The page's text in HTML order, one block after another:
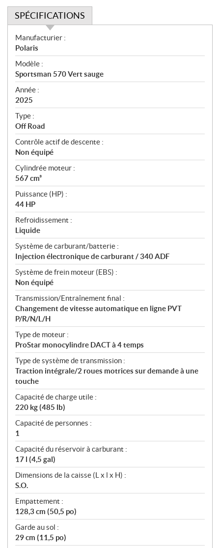
SPÉCIFICATIONS
S
p
é
c
i
f
i
c
a
t
i
o
n
s
Manufacturier :
Polaris
Modèle :
Sportsman 570 Vert sauge
Année :
2025
Type :
Off Road
Contrôle actif de descente :
Non équipé
Cylindrée moteur :
567 cm³
Puissance (HP) :
44 HP
Refroidissement :
Liquide
Système de carburant/batterie :
Injection électronique de carburant / 340 ADF
Système de frein moteur (EBS) :
Non équipé
Transmission/Entraînement final :
Changement de vitesse automatique en ligne PVT
P/R/N/L/H
Type de moteur :
ProStar monocylindre DACT à 4 temps
Type de système de transmission :
Traction intégrale/2 roues motrices sur demande à une
touche
Capacité de charge utile :
220 kg (485 lb)
Capacité de personnes :
1
Capacité du réservoir à carburant :
17 l (4,5 gal)
Dimensions de la caisse (L x l x H) :
S.O.
Empattement :
128,3 cm (50,5 po)
Garde au sol :
29 cm (11,5 po)